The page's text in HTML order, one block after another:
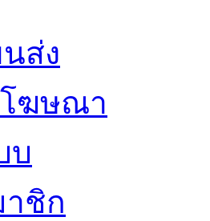
ส่ง
ฆษณา
บ
ชิก